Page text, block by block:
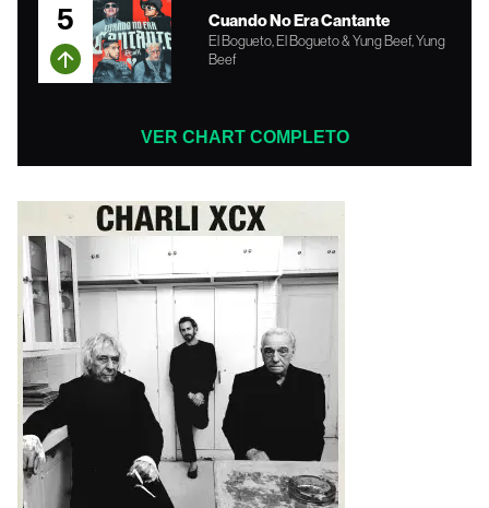
5 Cuando No Era Cantante
El Bogueto, El Bogueto & Yung Beef, Yung
Beef
VER CHART COMPLETO